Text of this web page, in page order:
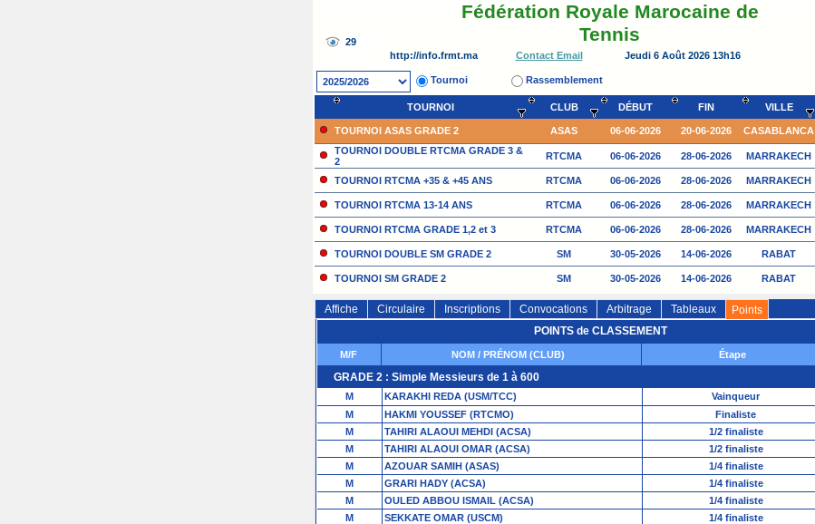
Fédération Royale Marocaine de
Tennis
http://info.frmt.ma Contact Email Jeudi 6 Août 2026 13h16
TOURNOI CLUB DÉBUT FIN VILLE
TOURNOI ASAS GRADE 2 ASAS 06-06-2026 20-06-2026 CASABLANCA
TOURNOI DOUBLE RTCMA GRADE 3 &
2
RTCMA 06-06-2026 28-06-2026 MARRAKECH
TOURNOI RTCMA +35 & +45 ANS RTCMA 06-06-2026 28-06-2026 MARRAKECH
TOURNOI RTCMA 13-14 ANS RTCMA 06-06-2026 28-06-2026 MARRAKECH
TOURNOI RTCMA GRADE 1,2 et 3 RTCMA 06-06-2026 28-06-2026 MARRAKECH
TOURNOI DOUBLE SM GRADE 2 SM 30-05-2026 14-06-2026 RABAT
TOURNOI SM GRADE 2 SM 30-05-2026 14-06-2026 RABAT
TOURNOI TCM 10-12 ANS TCM 30-05-2026 07-06-2026 MEKNES
RTCMO 16-05-2026
Tournoi Rassemblement
Affiche Circulaire Inscriptions Convocations Arbitrage Tableaux
Points
POINTS de CLASSEMENT
M/F NOM / PRÉNOM (CLUB) Étape
GRADE 2 : Simple Messieurs de 1 à 600
M KARAKHI REDA (USM/TCC) Vainqueur
M
HAKMI YOUSSEF (RTCMO) Finaliste
M
TAHIRI ALAOUI MEHDI (ACSA) 1/2 finaliste
M
TAHIRI ALAOUI OMAR (ACSA) 1/2 finaliste
M
AZOUAR SAMIH (ASAS) 1/4 finaliste
M
GRARI HADY (ACSA) 1/4 finaliste
M
OULED ABBOU ISMAIL (ACSA) 1/4 finaliste
M
SEKKATE OMAR (USCM) 1/4 finaliste